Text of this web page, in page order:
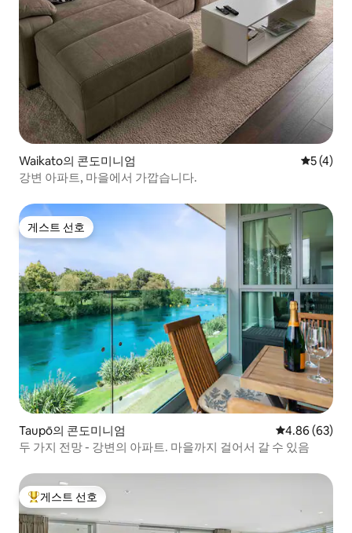
Waikato의 콘도미니엄 평점 5점
5 (4)
강변 아파트, 마을에서 가깝습니다.
게스트 선호
게스트 선호
Taupō의 콘도미니엄 평점 4.86점(5
4.86 (63)
두 가지 전망 - 강변의 아파트. 마을까지 걸어서 갈 수 있음
상위 게스트 선호
게스트 선호